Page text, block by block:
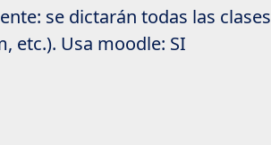
se dictarán todas las clases
etc.). Usa moodle: SI